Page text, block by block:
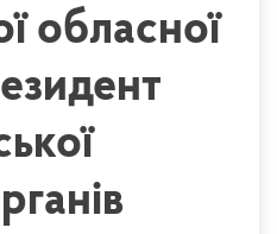
обласної